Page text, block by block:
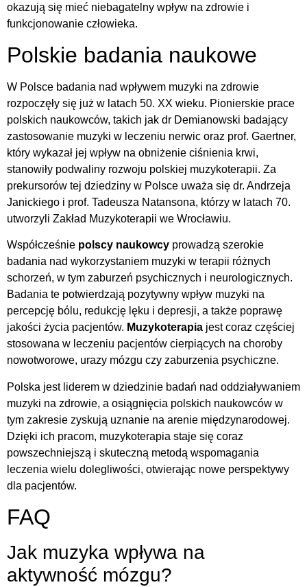
okazują się mieć niebagatelny wpływ na zdrowie i
funkcjonowanie człowieka.
Polskie badania naukowe
W Polsce badania nad wpływem muzyki na zdrowie
rozpoczęły się już w latach 50. XX wieku. Pionierskie prace
polskich naukowców, takich jak dr Demianowski badający
zastosowanie muzyki w leczeniu nerwic oraz prof. Gaertner,
który wykazał jej wpływ na obniżenie ciśnienia krwi,
stanowiły podwaliny rozwoju polskiej muzykoterapii. Za
prekursorów tej dziedziny w Polsce uważa się dr. Andrzeja
Janickiego i prof. Tadeusza Natansona, którzy w latach 70.
utworzyli Zakład Muzykoterapii we Wrocławiu.
Współcześnie polscy naukowcy prowadzą szerokie
badania nad wykorzystaniem muzyki w terapii różnych
schorzeń, w tym zaburzeń psychicznych i neurologicznych.
Badania te potwierdzają pozytywny wpływ muzyki na
percepcję bólu, redukcję lęku i depresji, a także poprawę
jakości życia pacjentów. Muzykoterapia jest coraz częściej
stosowana w leczeniu pacjentów cierpiących na choroby
nowotworowe, urazy mózgu czy zaburzenia psychiczne.
Polska jest liderem w dziedzinie badań nad oddziaływaniem
muzyki na zdrowie, a osiągnięcia polskich naukowców w
tym zakresie zyskują uznanie na arenie międzynarodowej.
Dzięki ich pracom, muzykoterapia staje się coraz
powszechniejszą i skuteczną metodą wspomagania
leczenia wielu dolegliwości, otwierając nowe perspektywy
dla pacjentów.
FAQ
Jak muzyka wpływa na
aktywność mózgu?